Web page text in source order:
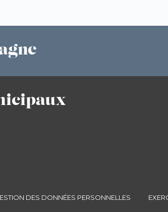
DES DONNÉES PERSONNELLES